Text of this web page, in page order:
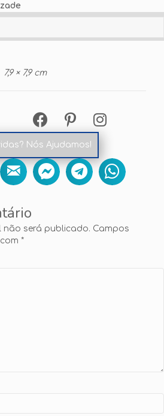
Emblema
7,9 × 7,9 cm
Nós Ajudamos!
não será publicado. Campos
*